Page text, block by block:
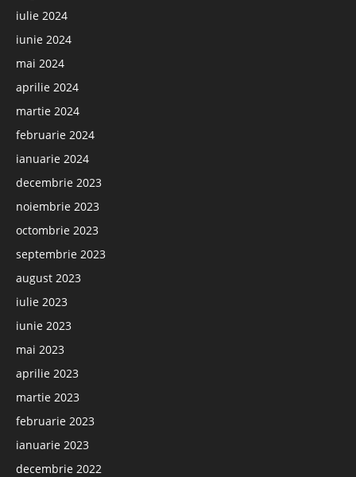
iulie 2024
iunie 2024
mai 2024
aprilie 2024
martie 2024
februarie 2024
ianuarie 2024
decembrie 2023
noiembrie 2023
octombrie 2023
septembrie 2023
august 2023
iulie 2023
iunie 2023
mai 2023
aprilie 2023
martie 2023
februarie 2023
ianuarie 2023
decembrie 2022